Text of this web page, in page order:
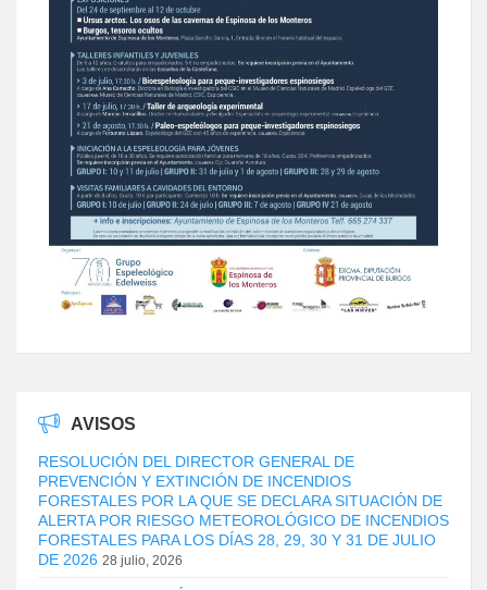
AVISOS
RESOLUCIÓN DEL DIRECTOR GENERAL DE
PREVENCIÓN Y EXTINCIÓN DE INCENDIOS
FORESTALES POR LA QUE SE DECLARA SITUACIÓN DE
ALERTA POR RIESGO METEOROLÓGICO DE INCENDIOS
FORESTALES PARA LOS DÍAS 28, 29, 30 Y 31 DE JULIO
DE 2026 28 julio, 2026